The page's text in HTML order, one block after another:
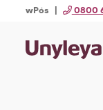
wPós | 0800